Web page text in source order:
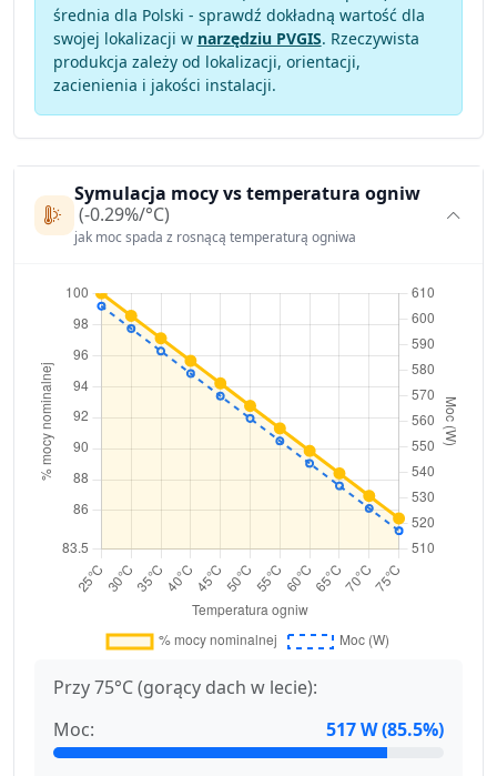
średnia dla Polski - sprawdź dokładną wartość dla
swojej lokalizacji w narzędziu PVGIS. Rzeczywista
produkcja zależy od lokalizacji, orientacji,
zacienienia i jakości instalacji.
Symulacja mocy vs temperatura ogniw
(-0.29%/°C)
jak moc spada z rosnącą temperaturą ogniwa
Przy 75°C (gorący dach w lecie):
Moc:
517 W (85.5%)